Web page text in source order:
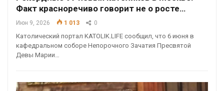
Факт красноречиво говорит не о росте…
Июн 9, 2026 1 013 0
Католический портал KATOLIK.LIFE сообщил, что 6 июня в
кафедральном соборе Непорочного Зачатия Пресвятой
Девы Марии…